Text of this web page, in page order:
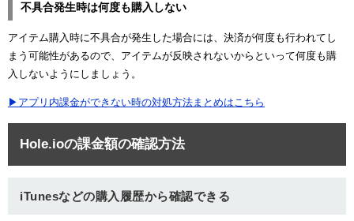
不具合発生時は何度も購入しない
アイテム購入時に不具合が発生した場合には、決済が何度も行われてし
まう可能性があるので、アイテムが反映されないからといって何度も購
入しないようにしましょう。
▶アプリ内課金ができない時の対処方法まとめはこちら
Hole.ioの課金額の確認方法
iTunesなどの購入履歴から確認できる